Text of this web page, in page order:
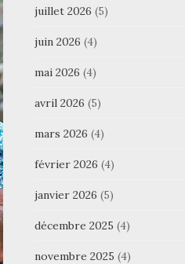
juillet 2026 (5)
juin 2026 (4)
mai 2026 (4)
avril 2026 (5)
mars 2026 (4)
février 2026 (4)
janvier 2026 (5)
décembre 2025 (4)
novembre 2025 (4)